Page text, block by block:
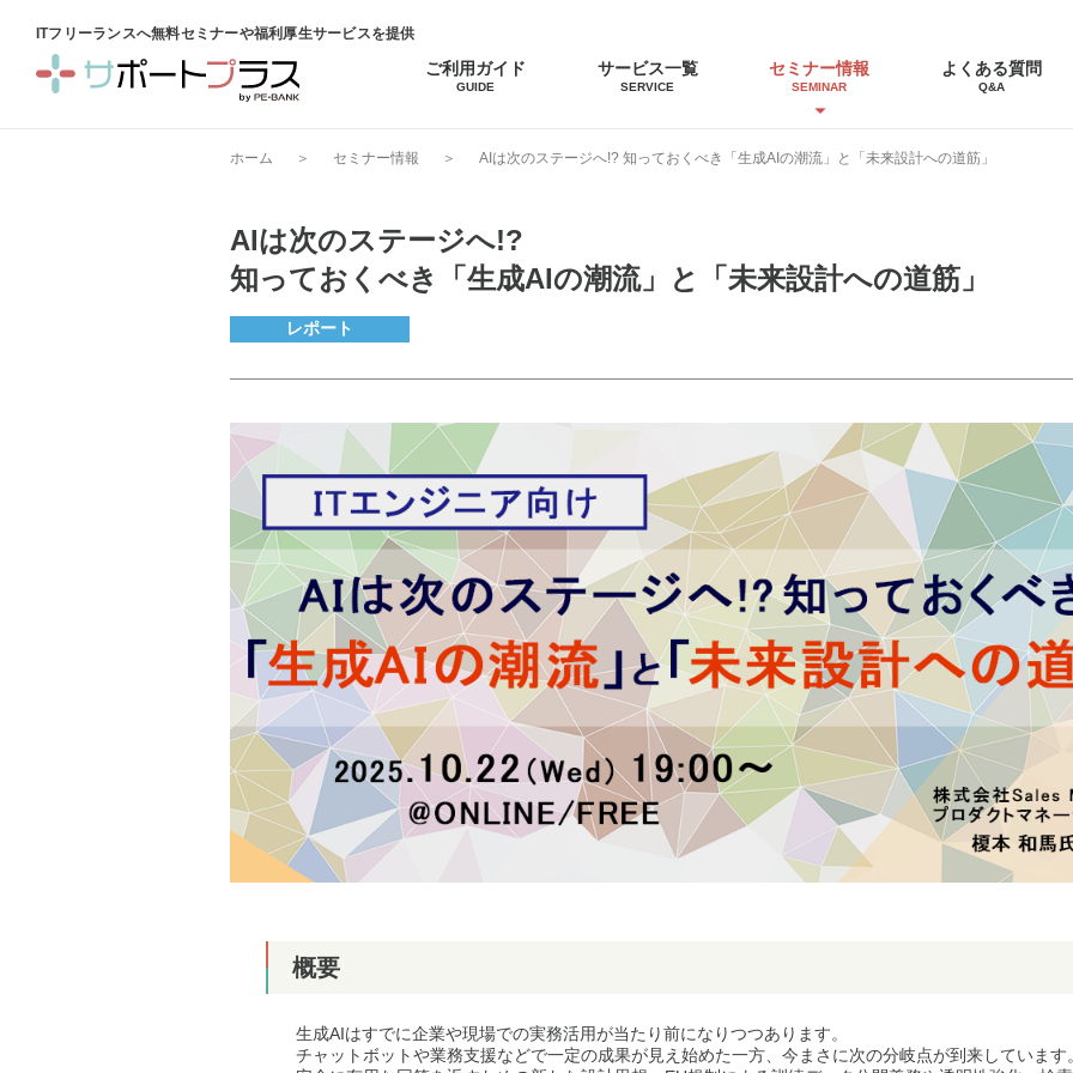
ITフリーランスへ無料セミナーや福利厚生サービスを提供
ご利用ガイド
GUIDE
サービス一覧
SERVICE
セミナー情報
SEMINAR
よくある質問
Q&A
ホーム ＞ セミナー情報 ＞ AIは次のステージへ!? 知っておくべき「生成AIの潮流」と「未来設計への道筋」
AIは次のステージへ!?
知っておくべき「生成AIの潮流」と「未来設計への道筋」
レポート
概要
生成AIはすでに企業や現場での実務活用が当たり前になりつつあります。
チャットボットや業務支援などで一定の成果が見え始めた一方、今まさに次の分岐点が到来しています